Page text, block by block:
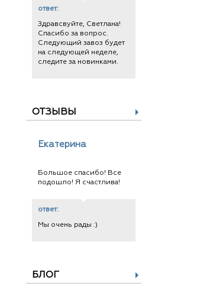
ответ:
Здравсвуйте, Светлана!
Спасибо за вопрос.
Следующий завоз будет
на следующей неделе,
следите за новинками.
ОТЗЫВЫ
Екатерина
Большое спасибо! Все
подошло! Я счастлива!
ответ:
Мы очень рады :)
БЛОГ